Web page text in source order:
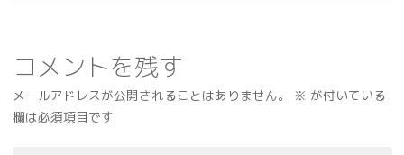
コメントを残す
メールアドレスが公開されることはありません。 ※ が付いている
欄は必須項目です